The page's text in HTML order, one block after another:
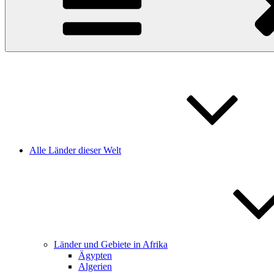
Alle Länder dieser Welt
Länder und Gebiete in Afrika
Ägypten
Algerien